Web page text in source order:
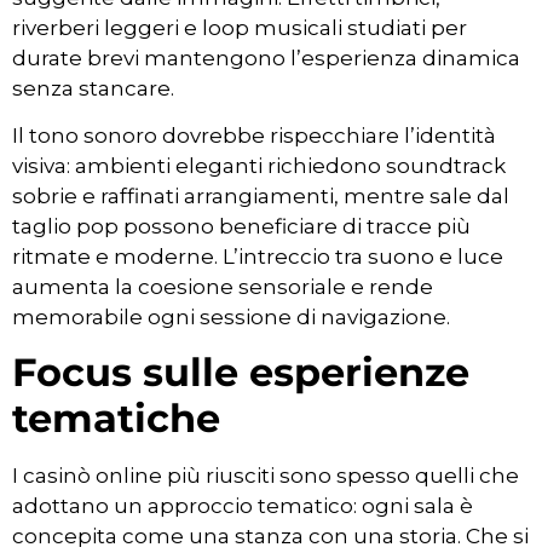
riverberi leggeri e loop musicali studiati per
durate brevi mantengono l’esperienza dinamica
senza stancare.
Il tono sonoro dovrebbe rispecchiare l’identità
visiva: ambienti eleganti richiedono soundtrack
sobrie e raffinati arrangiamenti, mentre sale dal
taglio pop possono beneficiare di tracce più
ritmate e moderne. L’intreccio tra suono e luce
aumenta la coesione sensoriale e rende
memorabile ogni sessione di navigazione.
Focus sulle esperienze
tematiche
I casinò online più riusciti sono spesso quelli che
adottano un approccio tematico: ogni sala è
concepita come una stanza con una storia. Che si